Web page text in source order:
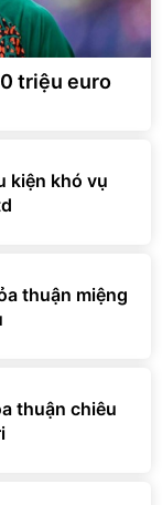
triệu euro
kiện khó vụ
thuận miệng
thuận chiêu